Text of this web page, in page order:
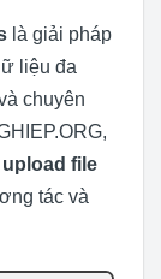
là giải pháp
liệu đa
chuyên
file
tác và